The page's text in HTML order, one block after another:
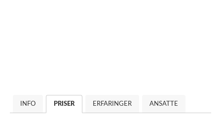
INFO PRISER ERFARINGER ANSATTE